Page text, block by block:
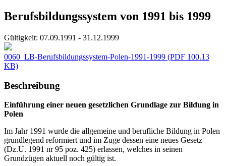
Berufsbildungssystem von 1991 bis 1999
Gültigkeit: 07.09.1991 - 31.12.1999
0060_LB-Berufsbildungssystem-Polen-1991-1999 (PDF 100.13
KB)
Beschreibung
Einführung einer neuen gesetzlichen Grundlage zur Bildung in
Polen
Im Jahr 1991 wurde die allgemeine und berufliche Bildung in Polen
grundlegend reformiert und im Zuge dessen eine neues Gesetz
(Dz.U. 1991 nr 95 poz. 425) erlassen, welches in seinen
Grundzügen aktuell noch gültig ist.